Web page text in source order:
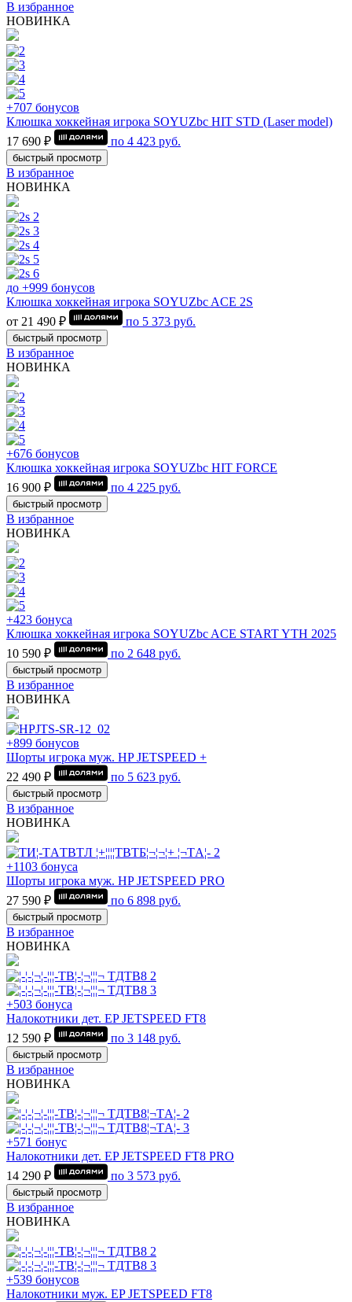
В избранное
НОВИНКА
+707 бонусов
Клюшка хоккейная игрока SOYUZbc HIT STD (Laser model)
17 690 ₽
по 4 423 руб.
быстрый просмотр
В избранное
НОВИНКА
до +999 бонусов
Клюшка хоккейная игрока SOYUZbc ACE 2S
от 21 490 ₽
по 5 373 руб.
быстрый просмотр
В избранное
НОВИНКА
+676 бонусов
Клюшка хоккейная игрока SOYUZbc HIT FORCE
16 900 ₽
по 4 225 руб.
быстрый просмотр
В избранное
НОВИНКА
+423 бонуса
Клюшка хоккейная игрока SOYUZbc ACE START YTH 2025
10 590 ₽
по 2 648 руб.
быстрый просмотр
В избранное
НОВИНКА
+899 бонусов
Шорты игрока муж. HP JETSPEED +
22 490 ₽
по 5 623 руб.
быстрый просмотр
В избранное
НОВИНКА
+1103 бонуса
Шорты игрока муж. HP JETSPEED PRO
27 590 ₽
по 6 898 руб.
быстрый просмотр
В избранное
НОВИНКА
+503 бонуса
Налокотники дет. EP JETSPEED FT8
12 590 ₽
по 3 148 руб.
быстрый просмотр
В избранное
НОВИНКА
+571 бонус
Налокотники дет. EP JETSPEED FT8 PRO
14 290 ₽
по 3 573 руб.
быстрый просмотр
В избранное
НОВИНКА
+539 бонусов
Налокотники муж. EP JETSPEED FT8